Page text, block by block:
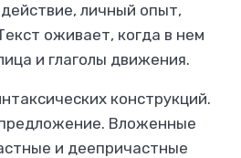
личный опыт,
оживает, когда в нем
и глаголы движения.
конструкций.
Вложенные
и деепричастные